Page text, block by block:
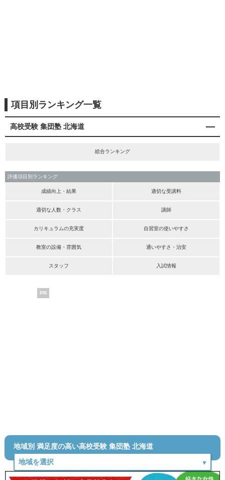
項目別ランキング一覧
高校受験 集団塾 北海道
総合ランキング
評価項目別ランキング
成績向上・結果 適切な受講料
適切な人数・クラス 講師
カリキュラムの充実度 自習室の使いやすさ
教室の設備・雰囲気 通いやすさ・治安
スタッフ 入試情報
PR
地域別 満足度の高い高校受験 集団塾 北海道